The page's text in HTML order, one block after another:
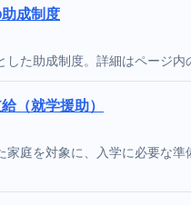
成制度
た助成制度。詳細はページ内
（就学援助）
家庭を対象に、入学に必要な